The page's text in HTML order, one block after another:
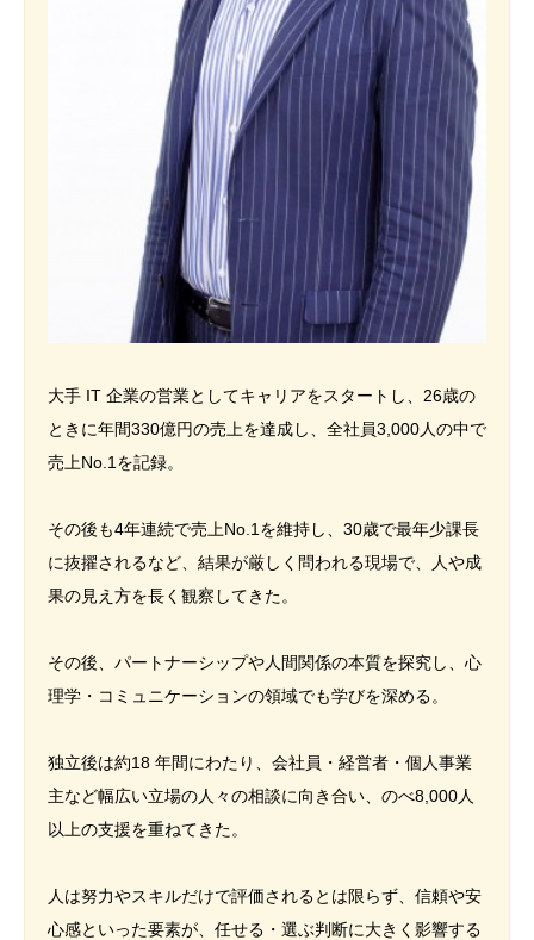
大手 IT 企業の営業としてキャリアをスタートし、26歳の
ときに年間330億円の売上を達成し、全社員3,000人の中で
売上No.1を記録。
その後も4年連続で売上No.1を維持し、30歳で最年少課長
に抜擢されるなど、結果が厳しく問われる現場で、人や成
果の見え方を長く観察してきた。
その後、パートナーシップや人間関係の本質を探究し、心
理学・コミュニケーションの領域でも学びを深める。
独立後は約18 年間にわたり、会社員・経営者・個人事業
主など幅広い立場の人々の相談に向き合い、のべ8,000人
以上の支援を重ねてきた。
人は努力やスキルだけで評価されるとは限らず、信頼や安
心感といった要素が、任せる・選ぶ判断に大きく影響する